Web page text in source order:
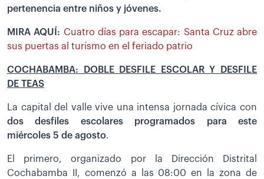
pertenencia entre niños y jóvenes.
MIRA AQUÍ: Cuatro días para escapar: Santa Cruz abre
sus puertas al turismo en el feriado patrio
COCHABAMBA: DOBLE DESFILE ESCOLAR Y DESFILE
DE TEAS
La capital del valle vive una intensa jornada cívica con
dos desfiles escolares programados para este
miércoles 5 de agosto.
El primero, organizado por la Dirección Distrital
Cochabamba II, comenzó a las 08:00 en la zona de